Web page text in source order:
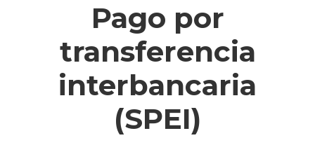
Pago por
transferencia
interbancaria
(SPEI)